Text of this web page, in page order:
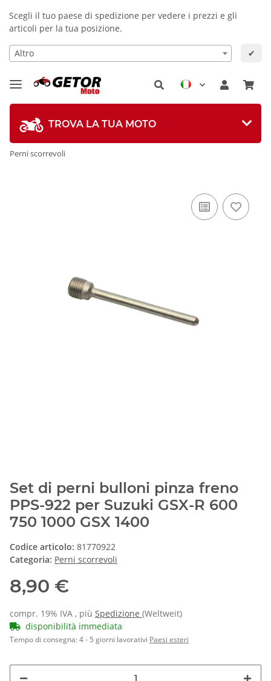
Scegli il tuo paese di spedizione per vedere i prezzi e gli
articoli per la tua posizione.
Altro ✔
TROVA LA TUA MOTO
Perni scorrevoli
Set di perni bulloni pinza freno
PPS-922 per Suzuki GSX-R 600
750 1000 GSX 1400
Codice articolo: 81770922
Categoria: Perni scorrevoli
8,90 €
compr. 19% IVA , più Spedizione (Weltweit)
disponibilità immediata
Tempo di consegna:4 - 5 giorni lavorativi Paesi esteri